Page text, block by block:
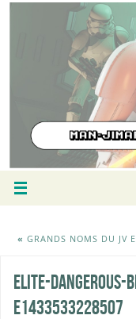
« GRANDS NOMS DU JV
elite-dangerous-
e1433533228507